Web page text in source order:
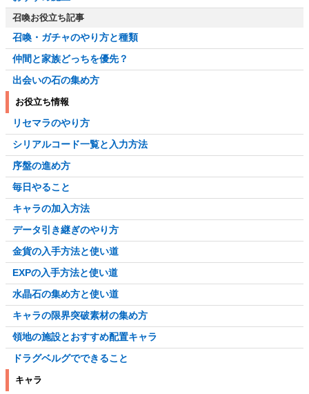
召喚お役立ち記事
召喚・ガチャのやり方と種類
仲間と家族どっちを優先？
出会いの石の集め方
お役立ち情報
リセマラのやり方
シリアルコード一覧と入力方法
序盤の進め方
毎日やること
キャラの加入方法
データ引き継ぎのやり方
金貨の入手方法と使い道
EXPの入手方法と使い道
水晶石の集め方と使い道
キャラの限界突破素材の集め方
領地の施設とおすすめ配置キャラ
ドラグベルグでできること
キャラ